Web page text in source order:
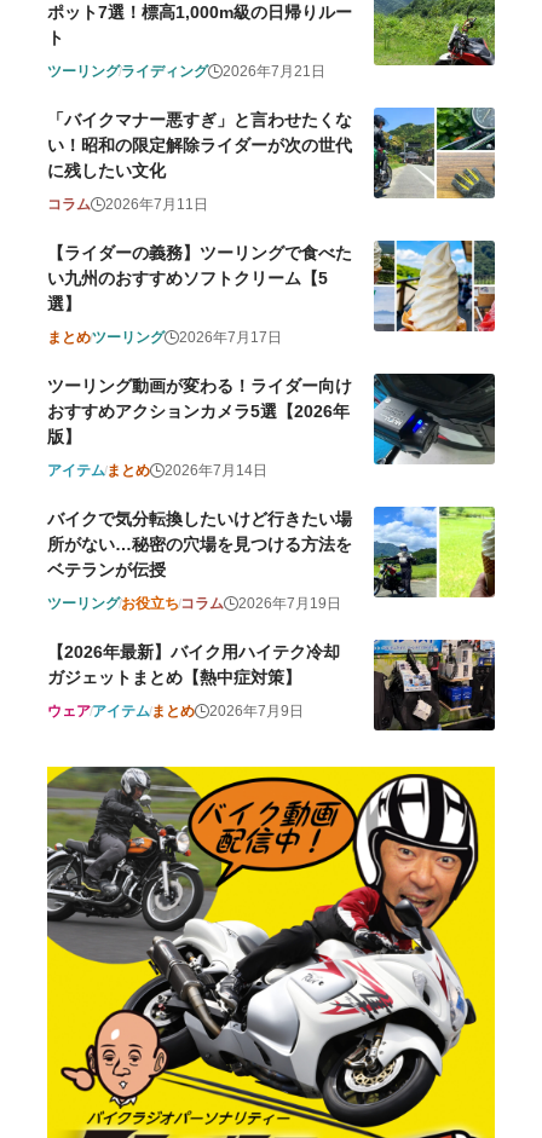
ポット7選！標高1,000m級の日帰りルー
ト
ツーリングライディング 2026年7月21日
「バイクマナー悪すぎ」と言わせたくな
い！昭和の限定解除ライダーが次の世代
に残したい文化
コラム 2026年7月11日
【ライダーの義務】ツーリングで食べた
い九州のおすすめソフトクリーム【5
選】
まとめツーリング 2026年7月17日
ツーリング動画が変わる！ライダー向け
おすすめアクションカメラ5選【2026年
版】
アイテムまとめ 2026年7月14日
バイクで気分転換したいけど行きたい場
所がない…秘密の穴場を見つける方法を
ベテランが伝授
ツーリングお役立ちコラム 2026年7月19日
【2026年最新】バイク用ハイテク冷却
ガジェットまとめ【熱中症対策】
ウェアアイテムまとめ 2026年7月9日